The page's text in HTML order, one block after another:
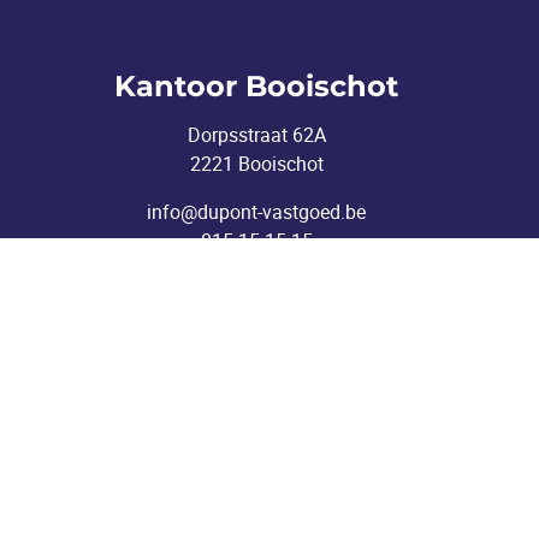
Kantoor Booischot
Dorpsstraat 62A
2221 Booischot
info@dupont-vastgoed.be
015 15 15 15